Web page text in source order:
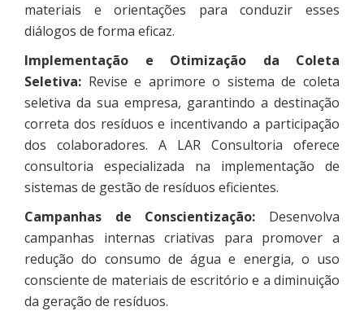
materiais e orientações para conduzir esses
diálogos de forma eficaz.
Implementação e Otimização da Coleta
Seletiva: Revise e aprimore o sistema de coleta
seletiva da sua empresa, garantindo a destinação
correta dos resíduos e incentivando a participação
dos colaboradores. A LAR Consultoria oferece
consultoria especializada na implementação de
sistemas de gestão de resíduos eficientes.
Campanhas de Conscientização: Desenvolva
campanhas internas criativas para promover a
redução do consumo de água e energia, o uso
consciente de materiais de escritório e a diminuição
da geração de resíduos.